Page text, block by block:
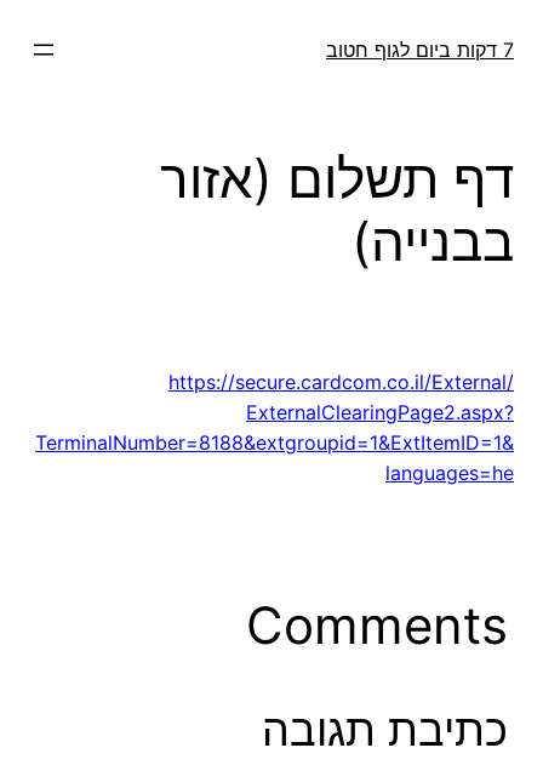
לתוכן
7 דקות ביום לגוף חטוב
דף תשלום (אזור
בבנייה)
https://secure.cardcom.co.il/External/
ExternalClearingPage2.aspx?
TerminalNumber=8188&extgroupid=1&ExtItemID=1&
languages=he
Comments
כתיבת תגובה